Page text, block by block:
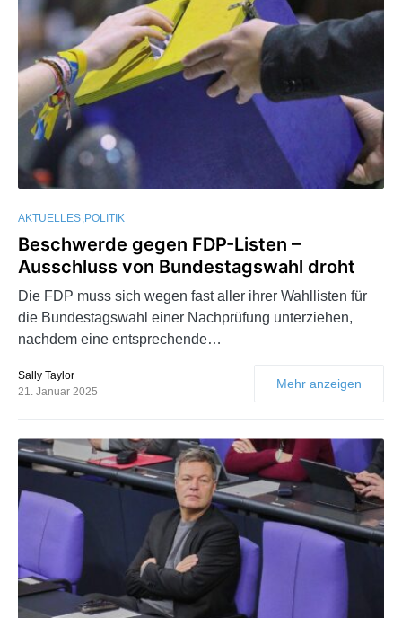
AKTUELLES POLITIK
Beschwerde gegen FDP-Listen –
Ausschluss von Bundestagswahl droht
Die FDP muss sich wegen fast aller ihrer Wahllisten für
die Bundestagswahl einer Nachprüfung unterziehen,
nachdem eine entsprechende…
Sally Taylor
21. Januar 2025
Mehr anzeigen